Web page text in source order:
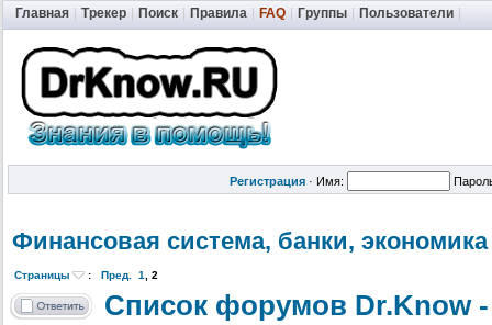
Главная Трекер Поиск Правила FAQ Группы Пользователи
Регистрация · Имя:
Финансовая система, банки, экономика
Страницы : Пред. 1, 2
Список форумов Dr.Know